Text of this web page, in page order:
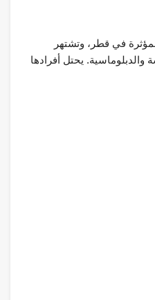
في قطر، وتشتهر
يحتل أفرادها